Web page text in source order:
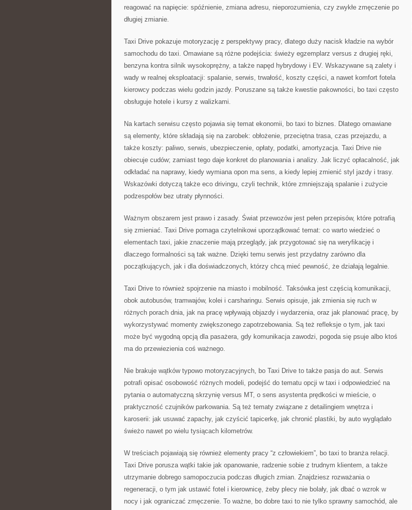
reagować na napięcie: spóźnienie, zmiana adresu, nieporozumienia, czy zwykłe zmęczenie po
długiej zmianie.
Taxi Drive pokazuje motoryzację z perspektywy pracy, dlatego duży nacisk kładzie na wybór
samochodu do taxi. Omawiane są różne podejścia: świeży egzemplarz versus z drugiej ręki,
benzyna kontra silnik wysokoprężny, a także napęd hybrydowy i EV. Wskazywane są zalety i
wady w realnej eksploatacji: spalanie, serwis, trwałość, koszty części, a nawet komfort fotela
kierowcy podczas wielu godzin jazdy. Poruszane są także kwestie pakowności, bo taxi często
obsługuje hotele i kursy z walizkami.
Na kartach serwisu często pojawia się temat ekonomii, bo taxi to biznes. Dlatego omawiane
są elementy, które składają się na zarobek: obłożenie, przeciętna trasa, czas przejazdu, a
także koszty: paliwo, serwis, ubezpieczenie, opłaty, podatki, amortyzacja. Taxi Drive nie
obiecuje cudów; zamiast tego daje konkret do planowania i analizy. Jak liczyć opłacalność, jak
odkładać na naprawy, kiedy wymiana opon ma sens, a kiedy lepiej zmienić styl jazdy i trasy.
Wskazówki dotyczą także eco drivingu, czyli technik, które zmniejszają spalanie i zużycie
podzespołów bez utraty płynności.
Ważnym obszarem jest prawo i zasady. Świat przewozów jest pełen przepisów, które potrafią
się zmieniać. Taxi Drive pomaga czytelnikowi uporządkować temat: co warto wiedzieć o
elementach taxi, jakie znaczenie mają przeglądy, jak przygotować się na weryfikację i
dlaczego formalności są tak ważne. Dzięki temu serwis jest przydatny zarówno dla
początkujących, jak i dla doświadczonych, którzy chcą mieć pewność, że działają legalnie.
Taxi Drive to również spojrzenie na miasto i mobilność. Taksówka jest częścią komunikacji,
obok autobusów, tramwajów, kolei i carsharingu. Serwis opisuje, jak zmienia się ruch w
różnych porach dnia, jak na pracę wpływają objazdy i wydarzenia, oraz jak planować pracę, by
wykorzystywać momenty zwiększonego zapotrzebowania. Są też refleksje o tym, jak taxi
może być wygodną opcją dla pasażera, gdy komunikacja zawodzi, pogoda się psuje albo ktoś
ma do przewiezienia coś ważnego.
Nie brakuje wątków typowo motoryzacyjnych, bo Taxi Drive to także pasja do aut. Serwis
potrafi opisać osobowość różnych modeli, podejść do tematu opcji w taxi i odpowiedzieć na
pytania o automatyczną skrzynię versus MT, o sens asystenta prędkości w mieście, o
praktyczność czujników parkowania. Są też tematy związane z detailingiem wnętrza i
karoserii: jak usuwać zapachy, jak czyścić tapicerkę, jak chronić plastiki, by auto wyglądało
świeżo nawet po wielu tysiącach kilometrów.
W treściach pojawiają się również elementy pracy “z człowiekiem”, bo taxi to branża relacji.
Taxi Drive porusza wątki takie jak opanowanie, radzenie sobie z trudnym klientem, a także
utrzymanie dobrego samopoczucia podczas długich zmian. Znajdziesz rozważania o
regeneracji, o tym jak ustawić fotel i kierownicę, żeby plecy nie bolały, jak dbać o wzrok w
nocy i jak ograniczać zmęczenie. To ważne, bo dobre taxi to nie tylko sprawny samochód, ale